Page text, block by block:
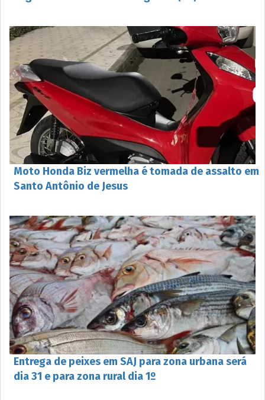
Moto Honda Biz vermelha é tomada de assalto em
Santo Antônio de Jesus
Entrega de peixes em SAJ para zona urbana será
dia 31 e para zona rural dia 1º